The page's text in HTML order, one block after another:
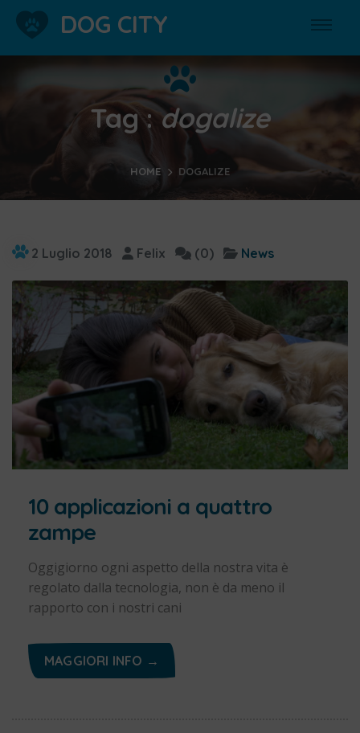
DOG CITY
Tag :dogalize
HOME DOGALIZE
2 Luglio 2018 Felix (0) News
10 applicazioni a quattro
zampe
Oggigiorno ogni aspetto della nostra vita è
regolato dalla tecnologia, non è da meno il
rapporto con i nostri cani
MAGGIORI INFO →